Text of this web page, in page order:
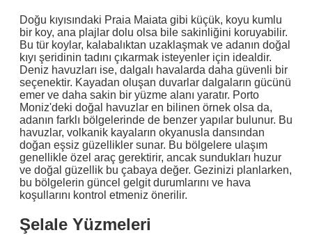
Doğu kıyısındaki Praia Maiata gibi küçük, koyu kumlu
bir koy, ana plajlar dolu olsa bile sakinliğini koruyabilir.
Bu tür koylar, kalabalıktan uzaklaşmak ve adanın doğal
kıyı şeridinin tadını çıkarmak isteyenler için idealdir.
Deniz havuzları ise, dalgalı havalarda daha güvenli bir
seçenektir. Kayadan oluşan duvarlar dalgaların gücünü
emer ve daha sakin bir yüzme alanı yaratır. Porto
Moniz'deki doğal havuzlar en bilinen örnek olsa da,
adanın farklı bölgelerinde de benzer yapılar bulunur. Bu
havuzlar, volkanik kayaların okyanusla dansından
doğan eşsiz güzellikler sunar. Bu bölgelere ulaşım
genellikle özel araç gerektirir, ancak sundukları huzur
ve doğal güzellik bu çabaya değer. Gezinizi planlarken,
bu bölgelerin güncel gelgit durumlarını ve hava
koşullarını kontrol etmeniz önerilir.
Şelale Yüzmeleri